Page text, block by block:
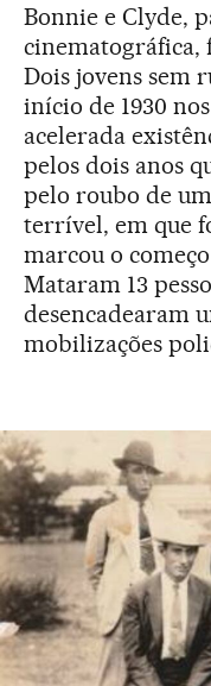
Bonnie e Clyde,
cinematográfica,
Dois jovens sem
início de 1930
acelerada
pelos dois anos
pelo roubo de
terrível, em que
marcou o
Mataram 13
desencadearam
mobilizações